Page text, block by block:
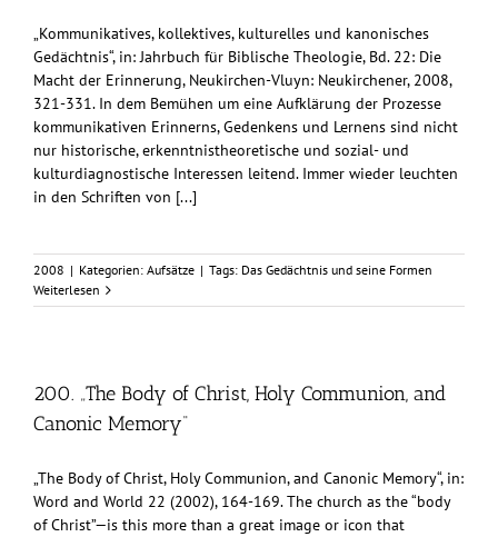
„Kommunikatives, kollektives, kulturelles und kanonisches
Gedächtnis“, in: Jahrbuch für Biblische Theologie, Bd. 22: Die
Macht der Erinnerung, Neukirchen-Vluyn: Neukirchener, 2008,
321-331. In dem Bemühen um eine Aufklärung der Prozesse
kommunikativen Erinnerns, Gedenkens und Lernens sind nicht
nur historische, erkenntnistheoretische und sozial- und
kulturdiagnostische Interessen leitend. Immer wieder leuchten
in den Schriften von [...]
2008 | Kategorien: Aufsätze | Tags: Das Gedächtnis und seine Formen
Weiterlesen
200. „The Body of Christ, Holy Communion, and
Canonic Memory“
„The Body of Christ, Holy Communion, and Canonic Memory“, in:
Word and World 22 (2002), 164-169. The church as the “body
of Christ”—is this more than a great image or icon that